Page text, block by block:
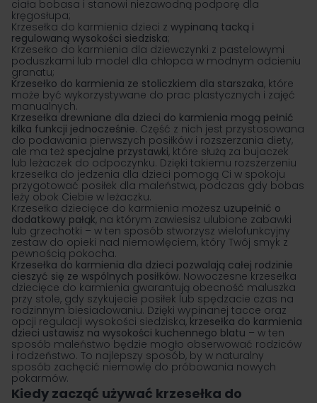
ciała bobasa i stanowi niezawodną podporę dla
kręgosłupa;
Krzesełka do karmienia dzieci z wypinaną tacką i
regulowaną wysokości siedziska;
Krzesełko do karmienia dla dziewczynki z pastelowymi
poduszkami lub model dla chłopca w modnym odcieniu
granatu;
Krzesełko do karmienia ze stoliczkiem dla starszaka, które
może być wykorzystywane do prac plastycznych i zajęć
manualnych.
Krzesełka drewniane dla dzieci do karmienia mogą pełnić
kilka funkcji jednocześnie. Część z nich jest przystosowana
do podawania pierwszych posiłków i rozszerzania diety,
ale ma też specjalne przystawki, które służą za bujaczek
lub leżaczek do odpoczynku. Dzięki takiemu rozszerzeniu
krzesełka do jedzenia dla dzieci pomogą Ci w spokoju
przygotować posiłek dla maleństwa, podczas gdy bobas
leży obok Ciebie w leżaczku.
Krzesełka dziecięce do karmienia możesz uzupełnić o
dodatkowy pałąk, na którym zawiesisz ulubione zabawki
lub grzechotki – w ten sposób stworzysz wielofunkcyjny
zestaw do opieki nad niemowlęciem, który Twój smyk z
pewnością pokocha.
Krzesełka do karmienia dla dzieci pozwalają całej rodzinie
cieszyć się ze wspólnych posiłków. Nowoczesne krzesełka
dziecięce do karmienia gwarantują obecność maluszka
przy stole, gdy szykujecie posiłek lub spędzacie czas na
rodzinnym biesiadowaniu. Dzięki wypinanej tacce oraz
opcji regulacji wysokości siedziska, krzesełka do karmienia
dzieci ustawisz na wysokości kuchennego blatu – w ten
sposób maleństwo będzie mogło obserwować rodziców
i rodzeństwo. To najlepszy sposób, by w naturalny
sposób zachęcić niemowlę do próbowania nowych
pokarmów.
Kiedy zacząć używać krzesełka do